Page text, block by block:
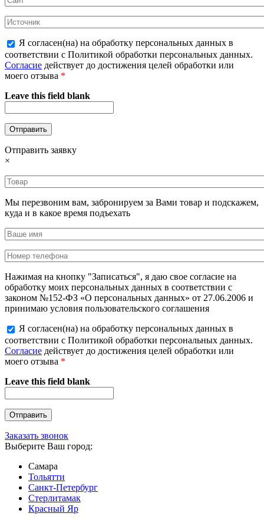
Я согласен(на) на обработку персональных данных в
соответствии с Политикой обработки персональных данных.
Согласие действует до достижения целей обработки или
моего отзыва *
Leave this field blank
Отправить заявку
×
Мы перезвоним вам, забронируем за Вами товар и подскажем,
куда и в какое время подъехать
Нажимая на кнопку "Записаться", я даю свое согласие на
обработку моих персональных данных в соответствии с
законом №152-ФЗ «О персональных данных» от 27.06.2006 и
принимаю условия пользовательского соглашения
Я согласен(на) на обработку персональных данных в
соответствии с Политикой обработки персональных данных.
Согласие действует до достижения целей обработки или
моего отзыва *
Leave this field blank
Заказать звонок
Выберите Ваш город:
Самара
Тольятти
Санкт-Петербург
Стерлитамак
Красный Яр